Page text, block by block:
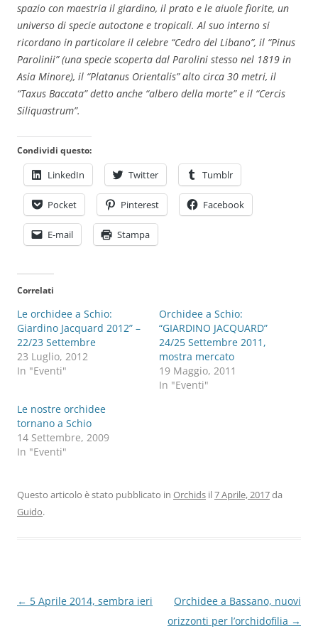
spazio con maestria il giardino, il prato e le aiuole fiorite, un
universo di specie autoctone e tropicali. Al suo interno si
ricordano in particolare il celebre “Cedro del Libano”, il “Pinus
Parolinii” (una specie scoperta dal Parolini stesso nel 1819 in
Asia Minore), il “Platanus Orientalis” alto circa 30 metri, il
“Taxus Baccata” detto anche “albero della morte” e il “Cercis
Siliquastrum”.
Condividi questo:
LinkedIn Twitter Tumblr
Pocket Pinterest Facebook
E-mail Stampa
Correlati
Le orchidee a Schio:
Giardino Jacquard 2012” –
22/23 Settembre
23 Luglio, 2012
In "Eventi"
Orchidee a Schio:
“GIARDINO JACQUARD”
24/25 Settembre 2011,
mostra mercato
19 Maggio, 2011
In "Eventi"
Le nostre orchidee
tornano a Schio
14 Settembre, 2009
In "Eventi"
Questo articolo è stato pubblicato in Orchids il7 Aprile, 2017da
Guido.
Navigazione
← 5 Aprile 2014, sembra ieri
Orchidee a Bassano, nuovi
orizzonti per l’orchidofilia →